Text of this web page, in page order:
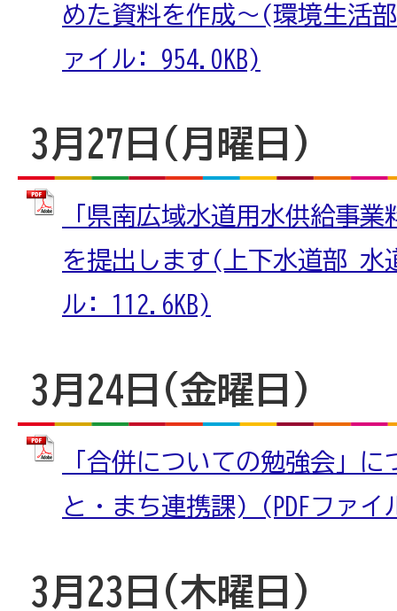
めた資料を作成～(環境生活
ァイル: 954.0KB)
3月27日(月曜日)
「県南広域水道用水供給事
を提出します(上下水道部 水
ル: 112.6KB)
3月24日(金曜日)
「合併についての勉強会」
と・まち連携課) (PDFファ
3月23日(木曜日)